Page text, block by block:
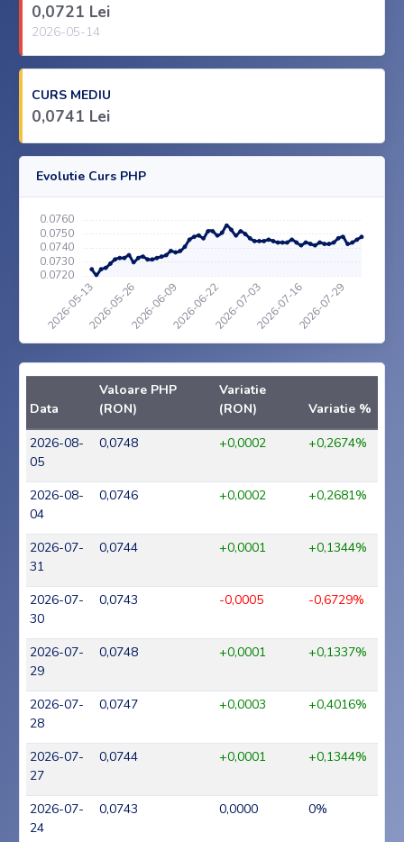
0,0721 Lei
2026-05-14
CURS MEDIU
0,0741 Lei
Evolutie Curs PHP
Data
Valoare PHP
(RON)
Variatie
(RON)
Variatie %
2026-08-
05
0,0748 +0,0002 +0,2674%
2026-08-
04
0,0746 +0,0002 +0,2681%
2026-07-
31
0,0744 +0,0001 +0,1344%
2026-07-
30
0,0743 -0,0005 -0,6729%
2026-07-
29
0,0748 +0,0001 +0,1337%
2026-07-
28
0,0747 +0,0003 +0,4016%
2026-07-
27
0,0744 +0,0001 +0,1344%
2026-07-
24
0,0743 0,0000 0%